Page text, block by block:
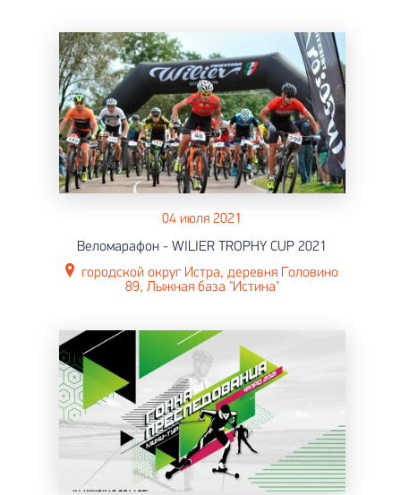
04 июля 2021
Веломарафон - WILIER TROPHY CUP 2021
городской округ Истра, деревня Головино
89, Лыжная база "Истина"